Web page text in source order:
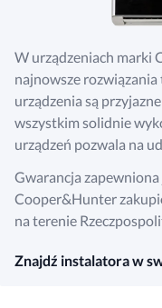
W urządzeniach marki
najnowsze rozwiązania
urządzenia są
wszystkim solidnie
urządzeń pozwala na
Gwarancja
Cooper&Hunter
na terenie
Znajdź instalatora w